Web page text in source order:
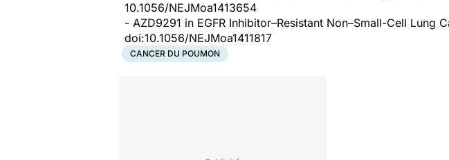
10.1056/NEJMoa1413654
- AZD9291 in EGFR Inhibitor–Resistant Non–Small-Cell Lung
doi:10.1056/NEJMoa1411817
CANCER DU POUMON